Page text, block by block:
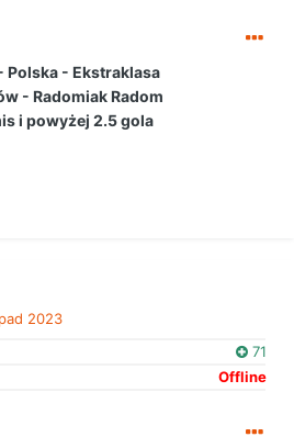
Polska - Ekstraklasa
- Radomiak Radom
i powyżej 2.5 gola
2023
71
Offline